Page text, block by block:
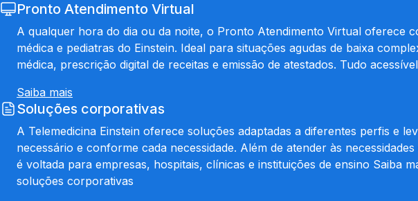
Pronto Atendimento Virtual
A qualquer hora do dia ou da noite, o Pronto Atendimento Virtual oferece
médica e pediatras do Einstein. Ideal para situações agudas de baixa
médica, prescrição digital de receitas e emissão de atestados. Tudo
Saiba mais
Soluções corporativas
A Telemedicina Einstein oferece soluções adaptadas a diferentes perfis e
necessário e conforme cada necessidade. Além de atender às
é voltada para empresas, hospitais, clínicas e instituições de ensino Saiba
soluções corporativas